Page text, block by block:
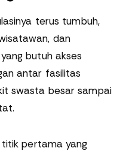
terus tumbuh,
dan
butuh akses
antar fasilitas
swasta besar sampai
pertama yang